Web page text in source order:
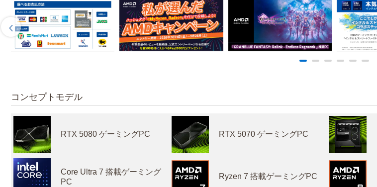
‹
コンセプトモデル
RTX 5080 ゲーミングPC RTX 5070 ゲーミングPC
Core Ultra 7 搭載ゲーミング
PC
Ryzen 7 搭載ゲーミングPC